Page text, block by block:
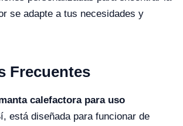
se adapte a tus necesidades y
Frecuentes
calefactora para uso
está diseñada para funcionar de